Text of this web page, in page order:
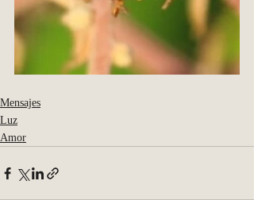
Mensajes
Luz
Amor